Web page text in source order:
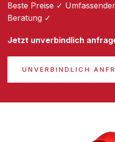
Beste Preise ✓
Beratung ✓
Jetzt unverbindlich
UNVERBINDLICH